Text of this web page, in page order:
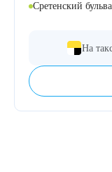
Сретенский
На
Удаление рубцов
Удаление
Лазерное лечение
Омоложение
Остановить
Восстановление
Сделать педикюр
Купить сертификат